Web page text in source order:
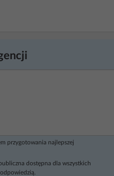
przygotowania najlepszej
dostępna dla wszystkich